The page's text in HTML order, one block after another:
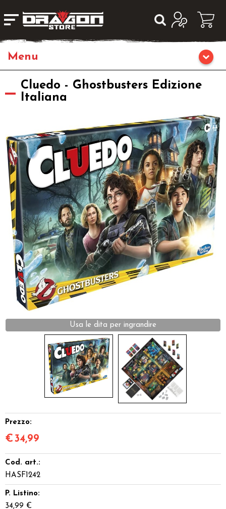
Home
Librigame
Editoria
Giochi di Carte Collezionabili
Miniature
Dadi
Accessori
Giocattoli e Gadget
Cluedo - Ghostbusters Edizione
Italiana
Prezzo:
€34,99
Cod. art.:
HASF1242
P. Listino:
34,99 €